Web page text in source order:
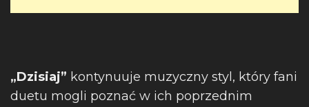
„Dzisiaj” kontynuuje muzyczny styl, który fani
duetu mogli poznać w ich poprzednim